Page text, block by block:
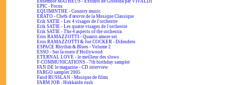
Ensemble MATHEUS - Extraits de Griselda par VIVALDI
EPIC - Focus
EQUIMINTHE - Country music
ERATO - Chefs d'œuvre de la Musique Classique
Erik SATIE - Les 4 visages de l'orchestre
Erik SATIE - Les quatre visages de l'orchestre
Erik SATIE - The 4 aspects of the orchestra
Eros RAMAZZOTTI - Quanto amore sei
Eros RAMAZZOTTI & Joe COCKER - Difendero
ESPACE Rhythm & Blues - Volume 2
ESSO - Sur la route d'Hollywood
ETERNAL LOVE - le meilleur des slows
F-COMMUNICATIONS - 7th birthday sampler
FAN DE le magazine - CD interview
FARGO sampler 2005
Farid RUSSLAN - Musique de films
FARM JOB - Hokkaïdo rush